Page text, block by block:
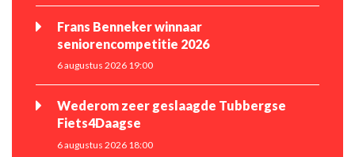
Frans Benneker winnaar
seniorencompetitie 2026
6 augustus 2026 19:00
Wederom zeer geslaagde Tubbergse
Fiets4Daagse
6 augustus 2026 18:00